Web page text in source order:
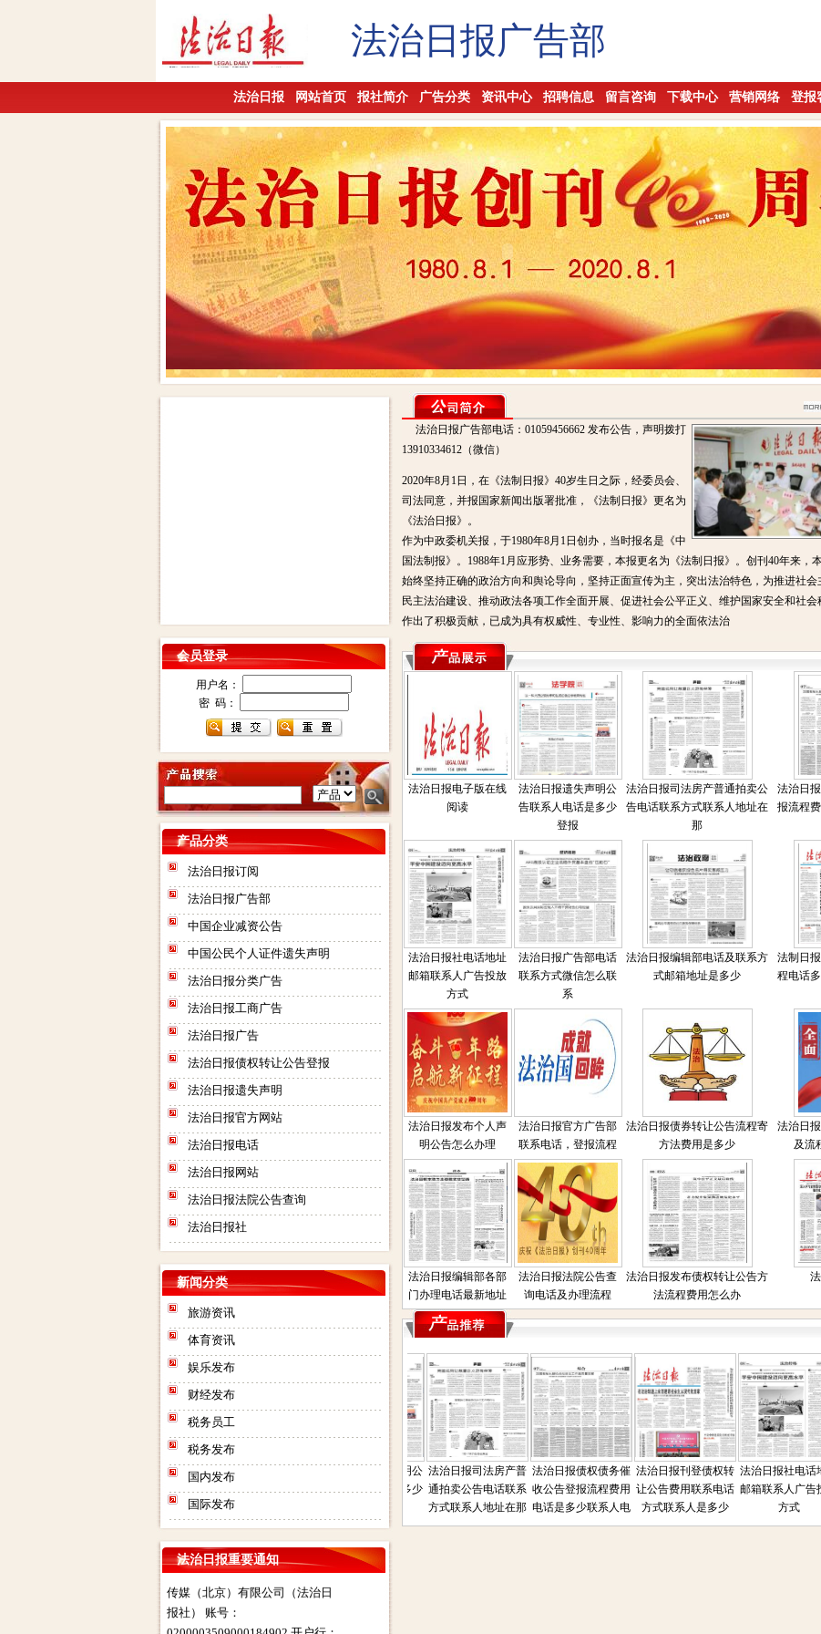
法治日报广告部
法治日报 网站首页 报社简介 广告分类 资讯中心 招聘信息 留言咨询 下载中心 营销网络 登报
会员登录
用户名：
密 码：
产品分类
法治日报订阅
法治日报广告部
中国企业减资公告
中国公民个人证件遗失声明
法治日报分类广告
法治日报工商广告
法治日报广告
法治日报债权转让公告登报
法治日报遗失声明
法治日报官方网站
法治日报电话
法治日报网站
法治日报法院公告查询
法治日报社
新闻分类
旅游资讯
体育资讯
娱乐发布
财经发布
税务员工
税务发布
国内发布
国际发布
法治日报重要通知
法治日报社：法治日报汇款账
号：对公汇款：户名：法报文化
传媒（北京）有限公司（法治日
报社） 账号：
0200003509000184902 开户行：
法治日报广告部电话：01059456662 发布公告，声明拨打
13910334612（微信）
2020年8月1日，在《法制日报》40岁生日之际，经委员会、
司法同意，并报国家新闻出版署批准，《法制日报》更名为
《法治日报》。
作为中政委机关报，于1980年8月1日创办，当时报名是《中
国法制报》。1988年1月应形势、业务需要，本报更名为《法制日报》。创刊40年来，
始终坚持正确的政治方向和舆论导向，坚持正面宣传为主，突出法治特色，为推进社会
民主法治建设、推动政法各项工作全面开展、促进社会公平正义、维护国家安全和社会
作出了积极贡献，已成为具有权威性、专业性、影响力的全面依法治
法治日报电子版在线
阅读
法治日报遗失声明公
告联系人电话是多少
登报
法治日报司法房产普通拍卖公
告电话联系方式联系人地址在
那
法治日
报流程
法治日报社电话地址
邮箱联系人广告投放
方式
法治日报广告部电话
联系方式微信怎么联
系
法治日报编辑部电话及联系方
式邮箱地址是多少
法制日
程电话
法治日报发布个人声
明公告怎么办理
法治日报官方广告部
联系电话，登报流程
法治日报债券转让公告流程寄
方法费用是多少
法治日
及流
法治日报编辑部各部
门办理电话最新地址
法治日报法院公告查
询电话及办理流程
法治日报发布债权转让公告方
法流程费用怎么办
法治日报电子版在线
阅读
法治日报遗失声明公
告联系人电话是多少
法治日报司法房产普
通拍卖公告电话联系
方式联系人地址在那
法治日报债权债务催
收公告登报流程费用
电话是多少联系人电
话
法治日报刊登债权转
让公告费用联系电话
方式联系人是多少
法治日报社电话地
邮箱联系人广告投
方式